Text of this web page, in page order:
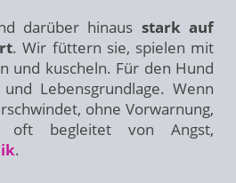
darüber hinaus stark auf
. Wir füttern sie, spielen mit
und kuscheln. Für den Hund
Lebensgrundlage. Wenn
ohne Vorwarnung,
begleitet von Angst,
.